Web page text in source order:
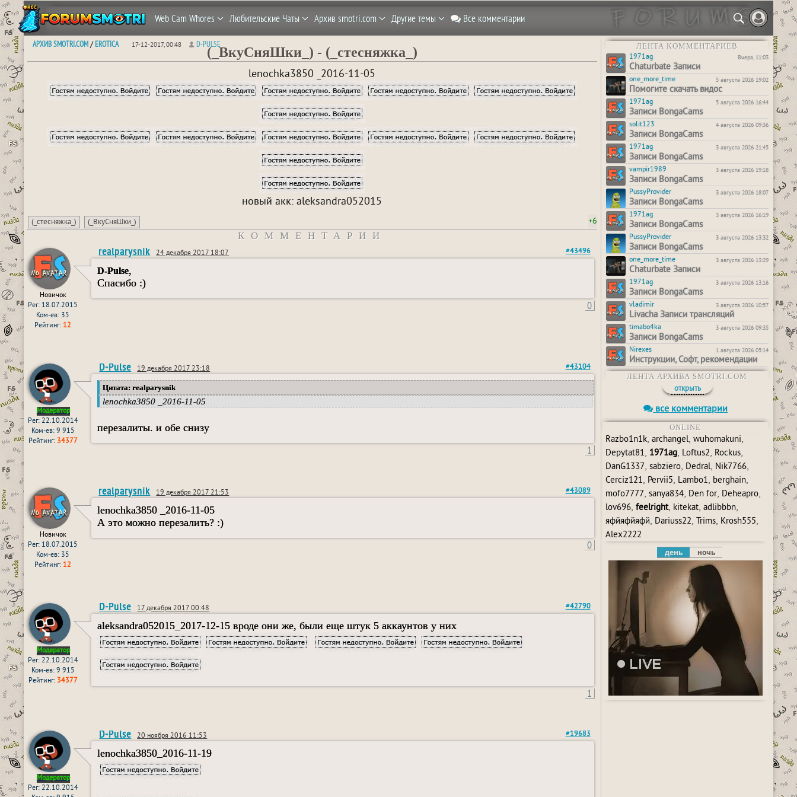
Web Cam Whores Любительские Чаты Архив smotri.com Другие темы Все комментарии
АРХИВ SMOTRI.COM/EROTICA 17-12-2017, 00:48 D-PULSE
(_ВкуСняШки_) - (_стесняжка_)
lenochka3850 _2016-11-05
новый акк: aleksandra052015
(_стесняжка_) (_ВкуСняШки_) +6
КОММЕНТАРИИ
Новичок
Рег: 18.07.2015
Ком-ев: 35
Рейтинг: 12
realparysnik 24 декабря 2017 18:07 #43496
D-Pulse,
Спасибо :)
0
Модератор
Рег: 22.10.2014
Ком-ев: 9 915
Рейтинг: 34377
D-Pulse 19 декабря 2017 23:18 #43104
Цитата: realparysnik
lenochka3850 _2016-11-05
перезалиты. и обе снизу
1
Новичок
Рег: 18.07.2015
Ком-ев: 35
Рейтинг: 12
realparysnik 19 декабря 2017 21:53 #43089
lenochka3850 _2016-11-05
А это можно перезалить? :)
0
Модератор
Рег: 22.10.2014
Ком-ев: 9 915
Рейтинг: 34377
D-Pulse 17 декабря 2017 00:48 #42790
aleksandra052015_2017-12-15 вроде они же, были еще штук 5 аккаунтов у них
1
Модератор
Рег: 22.10.2014
D-Pulse 20 ноября 2016 11:53 #19683
lenochka3850_2016-11-19
ЛЕНТА КОММЕНТАРИЕВ
1971ag
Вчера, 11:03
Chaturbate Записи
one_more_time 5 августа 2026 19:02
Помогите скачать видос
1971ag 5 августа 2026 16:44
Записи BongaCams
solit123 4 августа 2026 09:36
Записи BongaCams
1971ag 3 августа 2026 21:45
Записи BongaCams
vampir1989 3 августа 2026 19:18
Записи BongaCams
PussyProvider 3 августа 2026 18:07
Записи BongaCams
1971ag 3 августа 2026 16:19
Записи BongaCams
PussyProvider 3 августа 2026 13:32
Записи BongaCams
one_more_time 3 августа 2026 13:29
Chaturbate Записи
1971ag 3 августа 2026 13:16
Записи BongaCams
vladimir 3 августа 2026 10:57
Livacha Записи трансляций
timabo4ka 3 августа 2026 09:35
Записи BongaCams
Nirexes 1 августа 2026 05:14
Инструкции, Софт, рекомендации
ЛЕНТА АРХИВА SMOTRI.COM
открыть
все комментарии
ONLINE
Razbo1n1k, archangel, wuhomakuni,
Depytat81, 1971ag, Loftus2, Rockus,
DanG1337, sabziero, Dedral, Nik7766,
Cerciz121, Pervii5, Lambo1, berghain,
mofo7777, sanya834, Den for, Deheapro,
lov696, feelright, kitekat, adlibbbn,
яфйяфйяфй, Dariuss22, Trims, Krosh555,
Alex2222
день ночь